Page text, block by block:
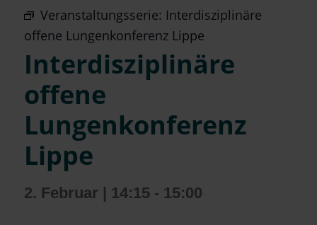
Veranstaltungsserie: Interdisziplinäre
offene Lungenkonferenz Lippe
Interdisziplinäre
offene
Lungenkonferenz
Lippe
2. Februar | 14:15 - 15:00